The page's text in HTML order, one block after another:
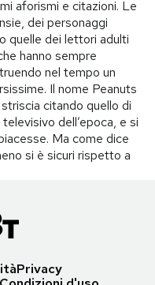
aforismi e citazioni. Le
dei personaggi
quelle dei lettori adulti
hanno sempre
nel tempo un
Il nome Peanuts
citando quello di
dell’epoca, e si
Ma come dice
si è sicuri rispetto a
Privacy